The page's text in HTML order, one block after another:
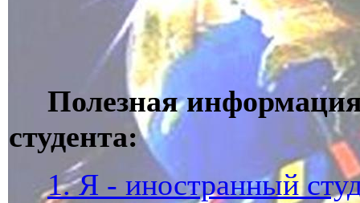
Полезная
студента:
1. Я - иностранный